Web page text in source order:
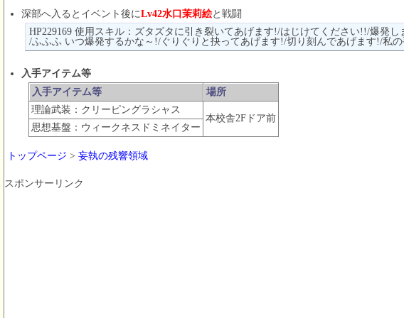
深部へ入るとイベント後にLv42水口茉莉絵と戦闘
HP229169 使用スキル：ズタズタに引き裂いてあげます!/はじけてください!!/爆発
/ふふふ いつ爆発するかな～!/ぐりぐりと抉ってあげます!/切り刻んであげます!/私
入手アイテム等
入手アイテム等
場所
理論武装：クリーピングラシャス
本校舎2Fドア前
思想基盤：ウィークネスドミネイター
トップページ > 妄執の残響領域
スポンサーリンク